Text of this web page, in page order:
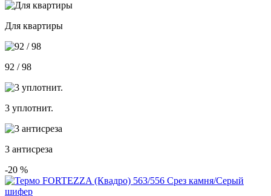
Для квартиры
92 / 98
3 уплотнит.
3 антисреза
-20 %